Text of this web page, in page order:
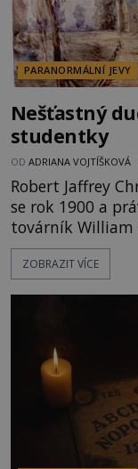
PARANORMÁLNÍ JEVY
Nešťastný
studentky
OD ADRIANA VOJTÍŠKOVÁ
Robert Jaffrey
se rok 1900 a
továrník William
Smutná událost
dědictvím... Robertu připadne rodinné sídlo v
ta, na niž přijde
ZOBRAZIT VÍCE